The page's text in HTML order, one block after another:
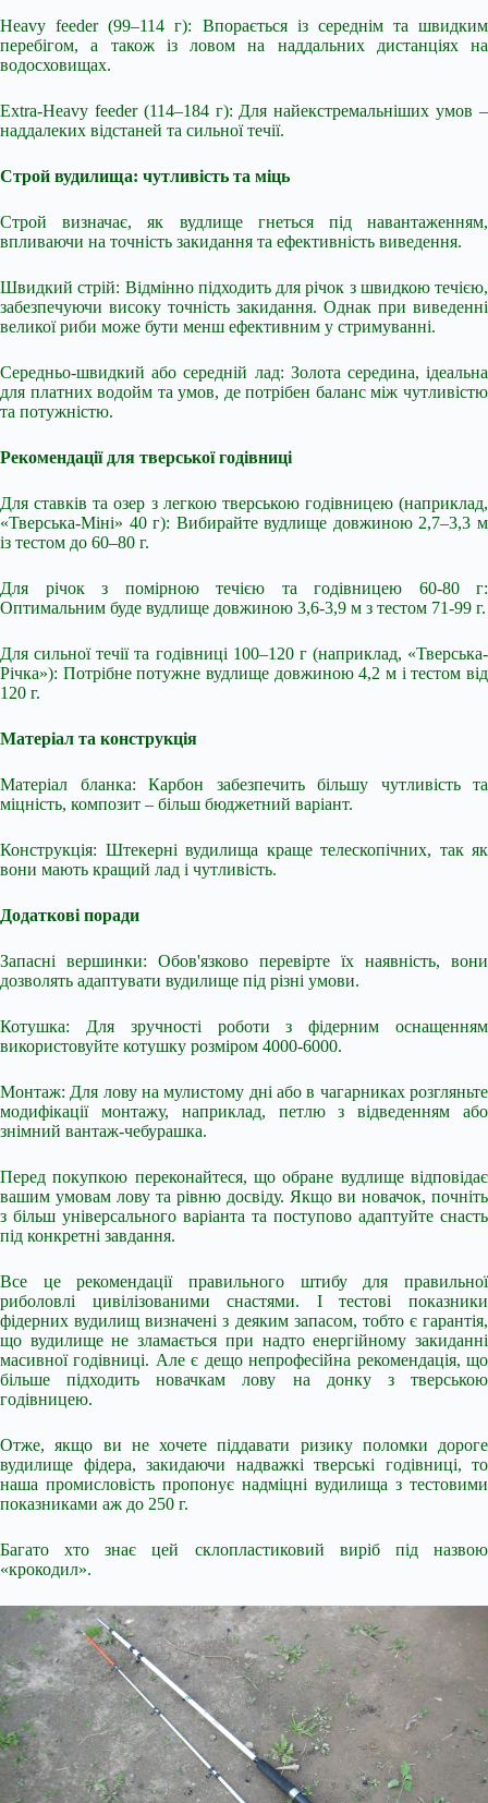
Heavy feeder (99–114 г): Впорається із середнім та швидким
перебігом, а також із ловом на наддальних дистанціях на
водосховищах.
Extra-Heavy feeder (114–184 г): Для найекстремальніших умов –
наддалеких відстаней та сильної течії.
Строй вудилища: чутливість та міць
Строй визначає, як вудлище гнеться під навантаженням,
впливаючи на точність закидання та ефективність виведення.
Швидкий стрій: Відмінно підходить для річок з швидкою течією,
забезпечуючи високу точність закидання. Однак при виведенні
великої риби може бути менш ефективним у стримуванні.
Середньо-швидкий або середній лад: Золота середина, ідеальна
для платних водойм та умов, де потрібен баланс між чутливістю
та потужністю.
Рекомендації для тверської годівниці
Для ставків та озер з легкою тверською годівницею (наприклад,
«Тверська-Міні» 40 г): Вибирайте вудлище довжиною 2,7–3,3 м
із тестом до 60–80 г.
Для річок з помірною течією та годівницею 60-80 г:
Оптимальним буде вудлище довжиною 3,6-3,9 м з тестом 71-99 г.
Для сильної течії та годівниці 100–120 г (наприклад, «Тверська-
Річка»): Потрібне потужне вудлище довжиною 4,2 м і тестом від
120 г.
Матеріал та конструкція
Матеріал бланка: Карбон забезпечить більшу чутливість та
міцність, композит – більш бюджетний варіант.
Конструкція: Штекерні вудилища краще телескопічних, так як
вони мають кращий лад і чутливість.
Додаткові поради
Запасні вершинки: Обов'язково перевірте їх наявність, вони
дозволять адаптувати вудилище під різні умови.
Котушка: Для зручності роботи з фідерним оснащенням
використовуйте котушку розміром 4000-6000.
Монтаж: Для лову на мулистому дні або в чагарниках розгляньте
модифікації монтажу, наприклад, петлю з відведенням або
знімний вантаж-чебурашка.
Перед покупкою переконайтеся, що обране вудлище відповідає
вашим умовам лову та рівню досвіду. Якщо ви новачок, почніть
з більш універсального варіанта та поступово адаптуйте снасть
під конкретні завдання.
Все це рекомендації правильного штибу для правильної
риболовлі цивілізованими снастями. І тестові показники
фідерних вудилищ визначені з деяким запасом, тобто є гарантія,
що вудилище не зламається при надто енергійному закиданні
масивної годівниці. Але є дещо непрофесійна рекомендація, що
більше підходить новачкам лову на донку з тверською
годівницею.
Отже, якщо ви не хочете піддавати ризику поломки дороге
вудилище фідера, закидаючи надважкі тверські годівниці, то
наша промисловість пропонує надміцні вудилища з тестовими
показниками аж до 250 г.
Багато хто знає цей склопластиковий виріб під назвою
«крокодил».